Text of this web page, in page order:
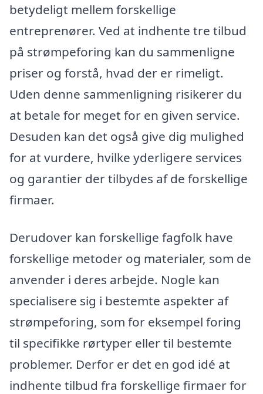
betydeligt mellem forskellige
entreprenører. Ved at indhente tre tilbud
på strømpeforing kan du sammenligne
priser og forstå, hvad der er rimeligt.
Uden denne sammenligning risikerer du
at betale for meget for en given service.
Desuden kan det også give dig mulighed
for at vurdere, hvilke yderligere services
og garantier der tilbydes af de forskellige
firmaer.
Derudover kan forskellige fagfolk have
forskellige metoder og materialer, som de
anvender i deres arbejde. Nogle kan
specialisere sig i bestemte aspekter af
strømpeforing, som for eksempel foring
til specifikke rørtyper eller til bestemte
problemer. Derfor er det en god idé at
indhente tilbud fra forskellige firmaer for